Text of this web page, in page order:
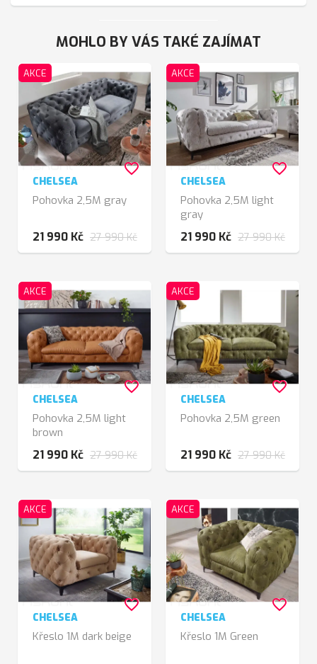
MOHLO BY VÁS TAKÉ ZAJÍMAT
AKCE
CHELSEA
Pohovka 2,5M gray
21 990 Kč 27 990 Kč
favorite_border
AKCE
CHELSEA
Pohovka 2,5M light
gray
21 990 Kč 27 990 Kč
favorite_border
AKCE
CHELSEA
Pohovka 2,5M light
brown
21 990 Kč 27 990 Kč
favorite_border
AKCE
CHELSEA
Pohovka 2,5M green
21 990 Kč 27 990 Kč
favorite_border
AKCE
CHELSEA
Křeslo 1M dark beige
favorite_border
AKCE
CHELSEA
Křeslo 1M Green
favorite_border